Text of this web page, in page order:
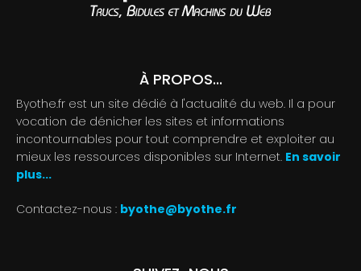
À PROPOS...
Byothe.fr est un site dédié à l'actualité du web. Il a pour
vocation de dénicher les sites et informations
incontournables pour tout comprendre et exploiter au
mieux les ressources disponibles sur Internet. En savoir
plus...
Contactez-nous : byothe@byothe.fr